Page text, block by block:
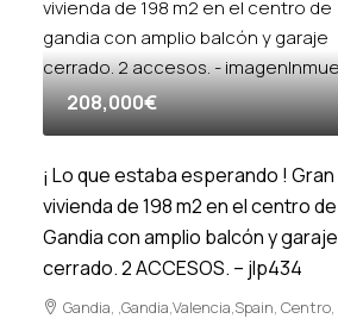
208,000€
¡ Lo que estaba esperando ! Gran
vivienda de 198 m2 en el centro de
Gandia con amplio balcón y garaje
cerrado. 2 ACCESOS. – jlp434
Gandia, ,Gandia,Valencia,Spain, Centro,